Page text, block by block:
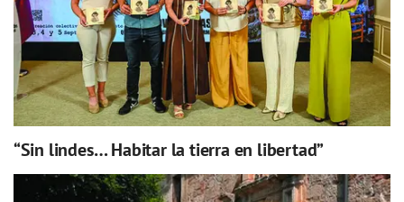
“Sin lindes… Habitar la tierra en libertad”